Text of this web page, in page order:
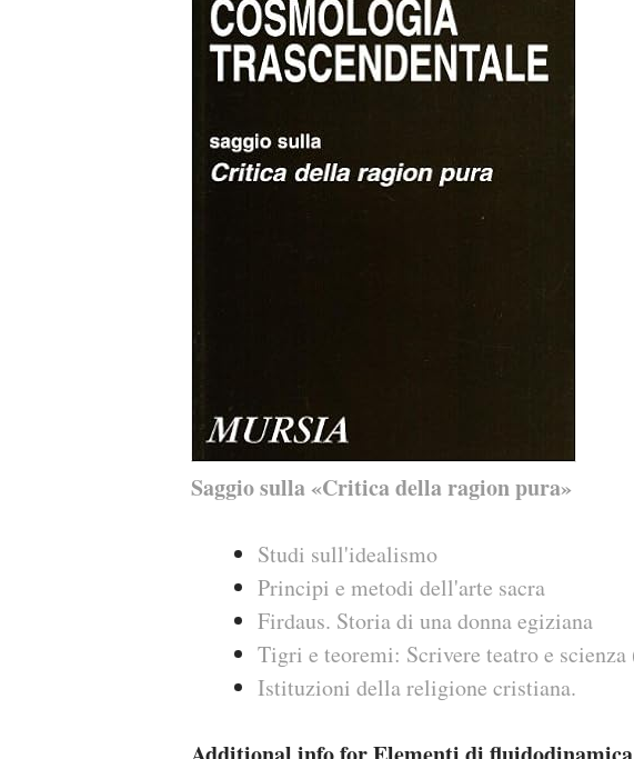
Saggio sulla «Critica della ragion pura»
Studi sull'idealismo
Principi e metodi dell'arte sacra
Firdaus. Storia di una donna egiziana
Tigri e teoremi: Scrivere teatro e
Istituzioni della religione cristiana.